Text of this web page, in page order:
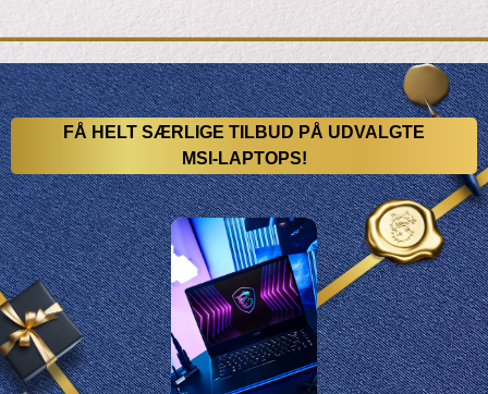
FÅ HELT SÆRLIGE TILBUD PÅ UDVALGTE
MSI-LAPTOPS!